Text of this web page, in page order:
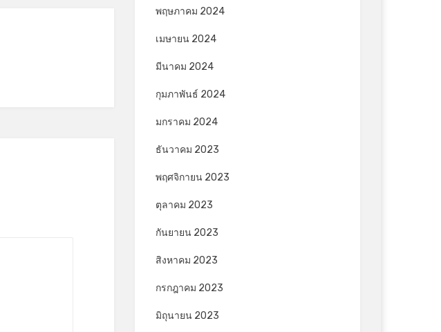
พฤษภาคม 2024
เมษายน 2024
มีนาคม 2024
กุมภาพันธ์ 2024
มกราคม 2024
ธันวาคม 2023
พฤศจิกายน 2023
ตุลาคม 2023
กันยายน 2023
สิงหาคม 2023
กรกฎาคม 2023
มิถุนายน 2023